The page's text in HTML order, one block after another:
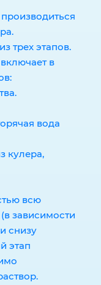
трех этапов.
в
вода
кулера,
всю
зависимости
снизу
этап